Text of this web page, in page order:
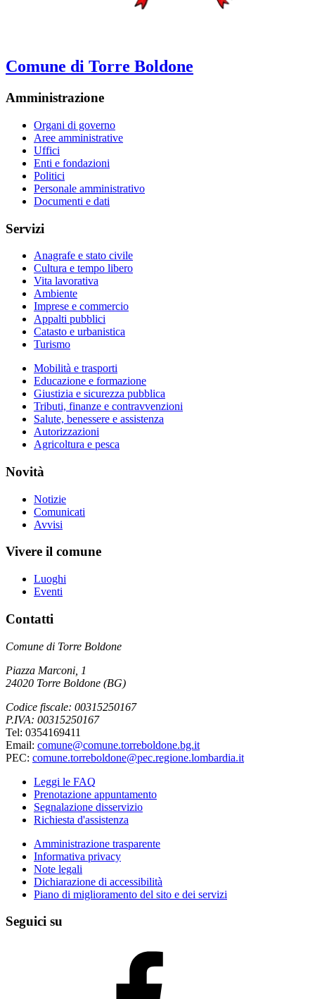
Comune di Torre Boldone
Amministrazione
Organi di governo
Aree amministrative
Uffici
Enti e fondazioni
Politici
Personale amministrativo
Documenti e dati
Servizi
Anagrafe e stato civile
Cultura e tempo libero
Vita lavorativa
Ambiente
Imprese e commercio
Appalti pubblici
Catasto e urbanistica
Turismo
Mobilità e trasporti
Educazione e formazione
Giustizia e sicurezza pubblica
Tributi, finanze e contravvenzioni
Salute, benessere e assistenza
Autorizzazioni
Agricoltura e pesca
Novità
Notizie
Comunicati
Avvisi
Vivere il comune
Luoghi
Eventi
Contatti
Comune di Torre Boldone
Piazza Marconi, 1
24020 Torre Boldone (BG)
Codice fiscale: 00315250167
P.IVA: 00315250167
Tel: 0354169411
Email: comune@comune.torreboldone.bg.it
PEC: comune.torreboldone@pec.regione.lombardia.it
Leggi le FAQ
Prenotazione appuntamento
Segnalazione disservizio
Richiesta d'assistenza
Amministrazione trasparente
Informativa privacy
Note legali
Dichiarazione di accessibilità
Piano di miglioramento del sito e dei servizi
Seguici su